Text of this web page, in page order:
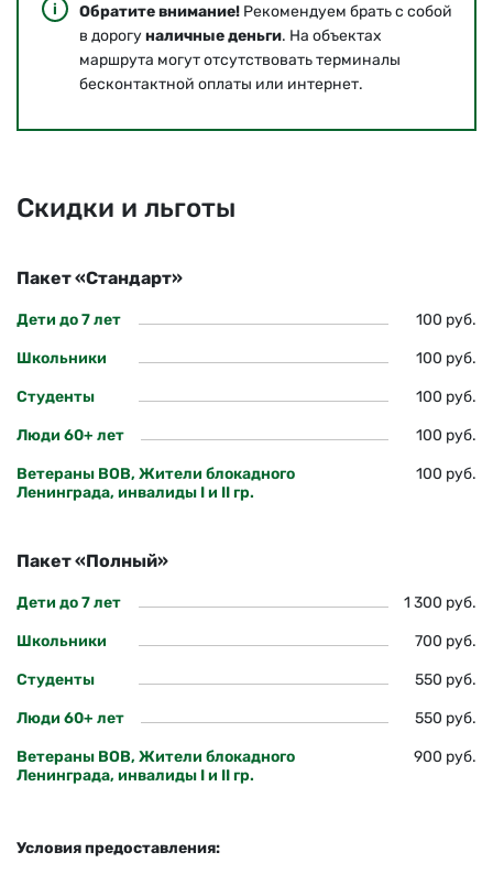
Обратите внимание! Рекомендуем брать с собой
в дорогуналичные деньги. На объектах
маршрута могут отсутствовать терминалы
бесконтактной оплаты или интернет.
Скидки и льготы
Пакет «Стандарт»
Дети до 7 лет 100 руб.
Школьники 100 руб.
Студенты 100 руб.
Люди 60+ лет 100 руб.
Ветераны ВОВ, Жители блокадного
Ленинграда, инвалиды I и II гр.
100 руб.
Пакет «Полный»
Дети до 7 лет 1 300 руб.
Школьники 700 руб.
Студенты 550 руб.
Люди 60+ лет 550 руб.
Ветераны ВОВ, Жители блокадного
Ленинграда, инвалиды I и II гр.
900 руб.
Условия предоставления: